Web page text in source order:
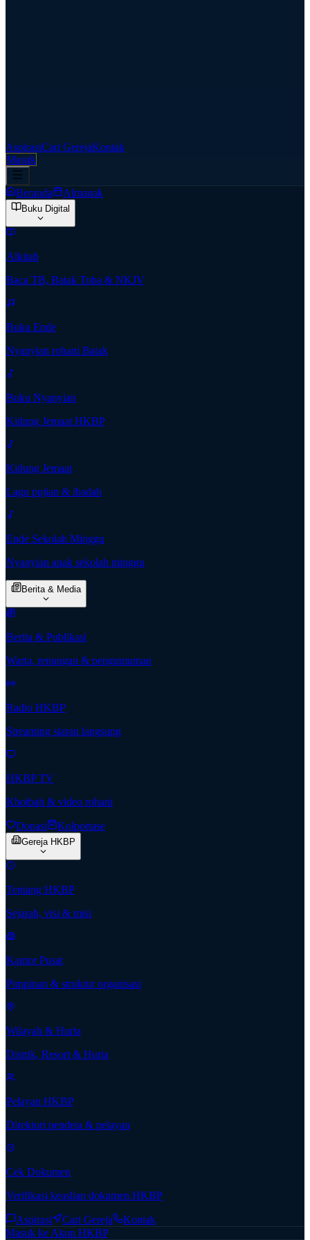
AspirasiCari GerejaKontak
Masuk
Beranda Almanak
Buku Digital
Alkitab
Baca TB, Batak Toba & NKJV
Buku Ende
Nyanyian rohani Batak
Buku Nyanyian
Kidung Jemaat HKBP
Kidung Jemaat
Lagu pujian & ibadah
Ende Sekolah Minggu
Nyanyian anak sekolah minggu
Berita & Media
Berita & Publikasi
Warta, renungan & pengumuman
Radio HKBP
Streaming siaran langsung
HKBP TV
Khotbah & video rohani
Donasi Kolportase
Gereja HKBP
Tentang HKBP
Sejarah, visi & misi
Kantor Pusat
Pimpinan & struktur organisasi
Wilayah & Huria
Distrik, Resort & Huria
Pelayan HKBP
Direktori pendeta & pelayan
Cek Dokumen
Verifikasi keaslian dokumen HKBP
Aspirasi Cari Gereja
Kontak
Masuk ke Akun HKBP